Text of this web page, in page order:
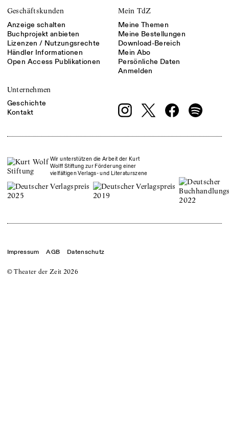
Geschäftskunden
Anzeige schalten
Buchprojekt anbieten
Lizenzen / Nutzungsrechte
Händler Informationen
Open Access Publikationen
Mein TdZ
Meine Themen
Meine Bestellungen
Download-Bereich
Mein Abo
Persönliche Daten
Anmelden
Unternehmen
Geschichte
Kontakt
Wir unterstützen die Arbeit der Kurt
Wolff Stiftung zur Förderung einer
vielfältigen Verlags- und Literaturszene
© Theater der Zeit 2026
Impressum AGB Datenschutz